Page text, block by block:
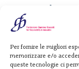
Per fornire le migliori
memorizzare e/o
queste tecnologie ci